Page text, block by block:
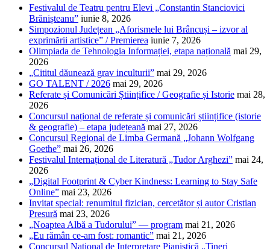
Festivalul de Teatru pentru Elevi „Constantin Stanciovici
Brănișteanu” iunie 8, 2026
Simpozionul Județean „Aforismele lui Brâncuși – izvor al
exprimării artistice” / Premierea iunie 7, 2026
Olimpiada de Tehnologia Informației, etapa națională mai 29,
2026
„Cititul dăunează grav inculturii” mai 29, 2026
GO TALENT / 2026 mai 29, 2026
Referate și Comunicări Științifice / Geografie și Istorie mai 28,
2026
Concursul național de referate și comunicări științifice (istorie
& geografie) – etapa județeană mai 27, 2026
Concursul Regional de Limba Germană „Johann Wolfgang
Goethe” mai 26, 2026
Festivalul Internațional de Literatură „Tudor Arghezi” mai 24,
2026
„Digital Footprint & Cyber Kindness: Learning to Stay Safe
Online” mai 23, 2026
Invitat special: renumitul fizician, cercetător și autor Cristian
Presură mai 23, 2026
„Noaptea Albă a Tudorului” — program mai 21, 2026
„Eu rămân ce-am fost: romantic” mai 21, 2026
Concursul Național de Interpretare Pianistică „Tineri